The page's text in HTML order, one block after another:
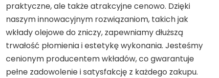
praktyczne, ale także atrakcyjne cenowo. Dzięki
naszym innowacyjnym rozwiązaniom, takich jak
wkłady olejowe do zniczy, zapewniamy dłuższą
trwałość płomienia i estetykę wykonania. Jesteśmy
cenionym producentem wkładów, co gwarantuje
pełne zadowolenie i satysfakcję z każdego zakupu.